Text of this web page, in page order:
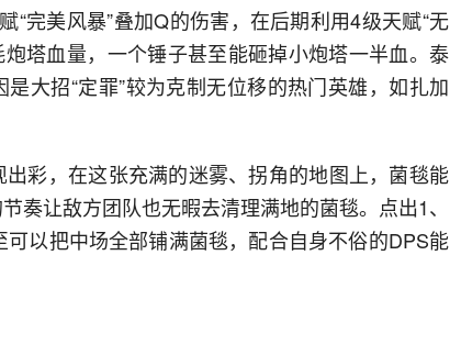
“完美风暴”叠加Q的伤害，在后期利用4级天赋“无
塔血量，一个锤子甚至能砸掉小炮塔一半血。泰
大招“定罪”较为克制无位移的热门英雄，如扎加
彩，在这张充满的迷雾、拐角的地图上，菌毯能
奏让敌方团队也无暇去清理满地的菌毯。点出1、
以把中场全部铺满菌毯，配合自身不俗的DPS能